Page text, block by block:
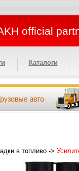
official
Каталоги
в топливо ->